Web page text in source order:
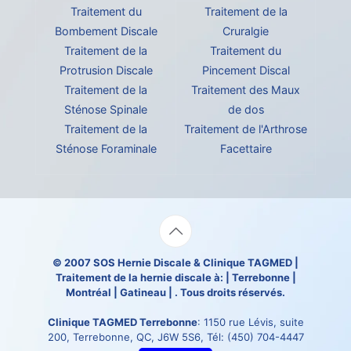
Traitement du
Bombement Discale
Traitement de la
Protrusion Discale
Traitement de la
Sténose Spinale
Traitement de la
Sténose Foraminale
Traitement de la
Cruralgie
Traitement du
Pincement Discal
Traitement des Maux
de dos
Traitement de l'Arthrose
Facettaire
© 2007SOS Hernie Discale& Clinique TAGMED
Traitement de la hernie discale à: | Terrebonne |
Montréal | Gatineau | . Tous droits réservés.
Clinique TAGMED Terrebonne: 1150 rue Lévis, suite
200, Terrebonne, QC, J6W 5S6, Tél: (450) 704-4447